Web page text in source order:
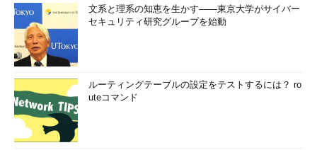
文系と理系の知恵を生かす――東京大学がサイバー
セキュリティ研究グループを始動
ルーティングテーブルの設定をテストするには？ ro
uteコマンド